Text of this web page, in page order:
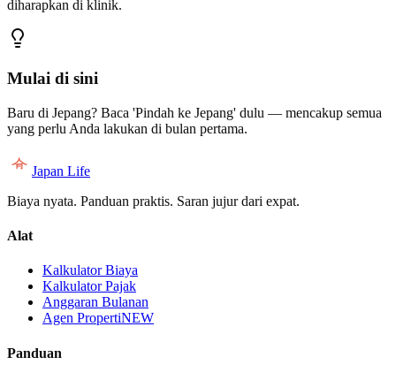
diharapkan di klinik.
Mulai di sini
Baru di Jepang? Baca 'Pindah ke Jepang' dulu — mencakup semua
yang perlu Anda lakukan di bulan pertama.
Japan Life
Biaya nyata. Panduan praktis. Saran jujur dari expat.
Alat
Kalkulator Biaya
Kalkulator Pajak
Anggaran Bulanan
Agen PropertiNEW
Panduan